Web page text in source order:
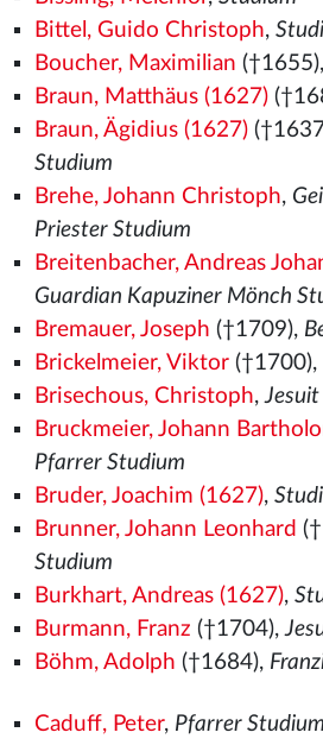
Bittel, Guido Christoph,
Boucher, Maximilian
Braun, Matthäus (1627)
Braun, Ägidius (1627)
Studium
Brehe, Johann Christoph,
Priester Studium
Breitenbacher, Andreas
Guardian Kapuziner Mönch
Bremauer, Joseph (†1709),
Brickelmeier, Viktor(†1700),
Brisechous, Christoph,Jesuit
Bruckmeier, Johann
Pfarrer Studium
Bruder, Joachim (1627),
Brunner, Johann Leonhard
Studium
Burkhart, Andreas (1627),
Burmann, Franz (†1704),
Böhm, Adolph (†1684),
Caduff, Peter, Pfarrer Studium